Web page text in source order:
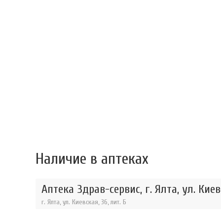
Наличие в аптеках
Аптека Здрав-сервис, г. Ялта, ул.
г. Ялта, ул. Киевская, 36, лит. Б